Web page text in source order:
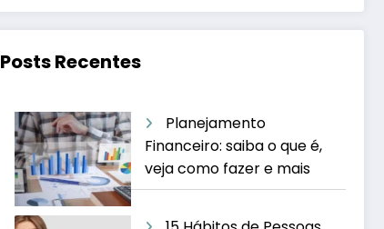
Posts Recentes
Planejamento
Financeiro: saiba o que é,
veja como fazer e mais